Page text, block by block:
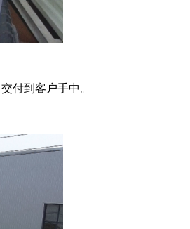
付到客户手中。